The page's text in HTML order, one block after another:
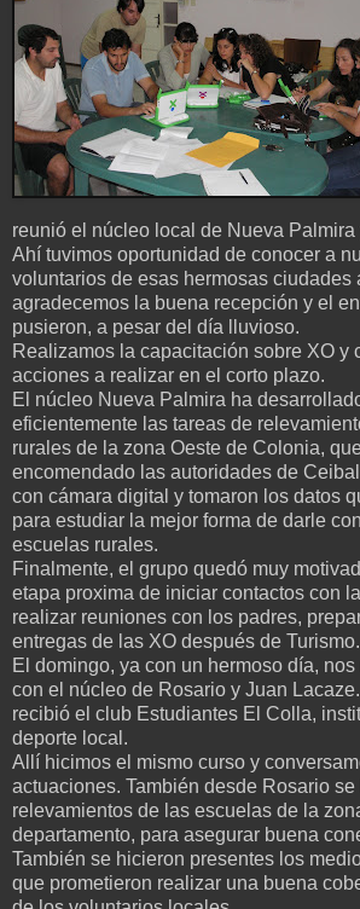
reunió el núcleo local de Nueva Palmira
Ahí tuvimos oportunidad de conocer a
voluntarios de esas hermosas ciudades
agradecemos la buena recepción y el
pusieron, a pesar del día lluvioso.
Realizamos la capacitación sobre XO y
acciones a realizar en el corto plazo.
El núcleo Nueva Palmira ha
eficientemente las tareas de
rurales de la zona Oeste de Colonia,
encomendado las autoridades de
con cámara digital y tomaron los datos
para estudiar la mejor forma de darle
escuelas rurales.
Finalmente, el grupo quedó muy
etapa proxima de iniciar contactos con
realizar reuniones con los padres,
entregas de las XO después de Turismo.
El domingo, ya con un hermoso día,
con el núcleo de Rosario y Juan
recibió el club Estudiantes El Colla,
deporte local.
Allí hicimos el mismo curso y
actuaciones. También desde Rosario se
relevamientos de las escuelas de la
departamento, para asegurar buena
También se hicieron presentes los
que prometieron realizar una buena